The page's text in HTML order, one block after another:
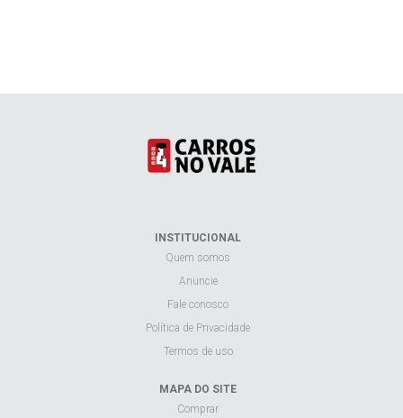
INSTITUCIONAL
Quem somos
Anuncie
Fale conosco
Política de Privacidade
Termos de uso
MAPA DO SITE
Comprar